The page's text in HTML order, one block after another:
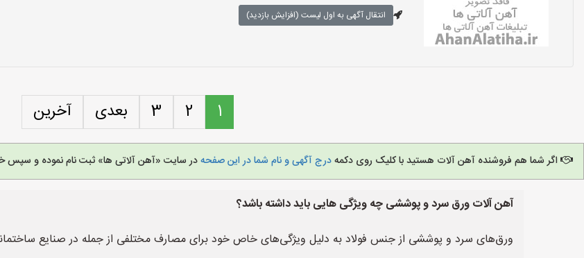
انتقال آگهی به اول لیست (افزایش بازدید)
1
2
3 بعدی آخرین
اگر شما هم فروشنده آهن آلات هستید با کلیک روی دکمهدرج آگهی و نام شما در این صفحهدر سایت «آهن آلاتی ها» ثبت نام نموده و سپس
آهن آلات ورق سرد و پوششی چه ویژگی هایی باید داشته باشد؟
ورق‌های سرد و پوششی از جنس فولاد به دلیل ویژگی‌های خاص خود برای مصارف مختلفی از جمله در صنایع